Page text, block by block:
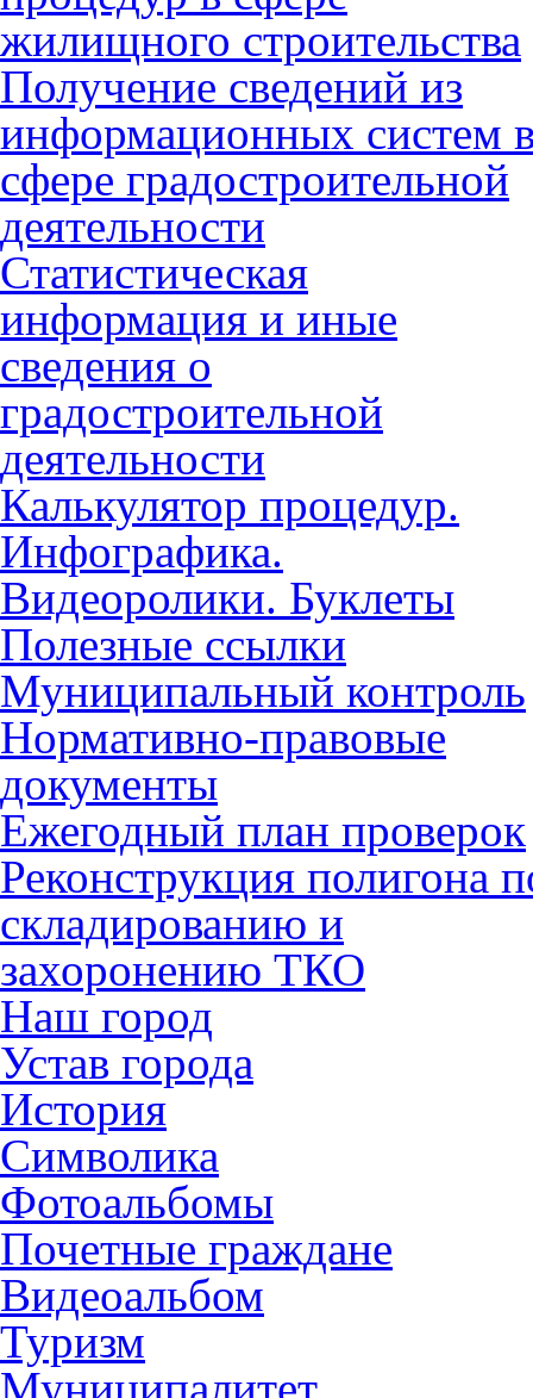
жилищного строительства
Получение сведений из
информационных систем
сфере градостроительной
деятельности
Статистическая
информация и иные
сведения о
градостроительной
деятельности
Калькулятор процедур.
Инфографика.
Видеоролики. Буклеты
Полезные ссылки
Муниципальный контроль
Нормативно-правовые
документы
Ежегодный план проверок
Реконструкция полигона
складированию и
захоронению ТКО
Наш город
Устав города
История
Символика
Фотоальбомы
Почетные граждане
Видеоальбом
Туризм